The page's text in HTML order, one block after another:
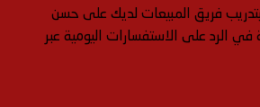
فريق المبيعات لديك على حسن
في الرد على الاستفسارات اليومية عبر